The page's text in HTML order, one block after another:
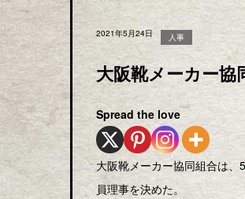
2021年5月24日 人事
大阪靴メーカー協
Spread the love
大阪靴メーカー協同組合は
員理事を決めた。